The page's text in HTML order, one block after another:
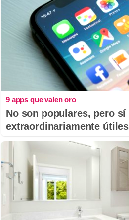
9 apps que valen oro
No son populares, pero sí
extraordinariamente útiles